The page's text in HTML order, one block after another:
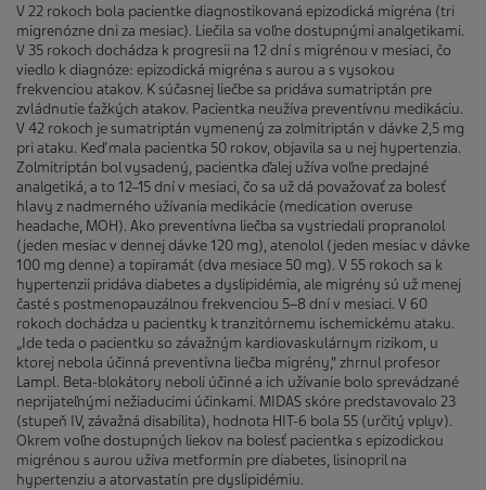
V 22 rokoch bola pacientke diagnostikovaná epizodická migréna (tri
migrenózne dni za mesiac). Liečila sa voľne dostupnými analgetikami.
V 35 rokoch dochádza k progresii na 12 dní s migrénou v mesiaci, čo
viedlo k diagnóze: epizodická migréna s aurou a s vysokou
frekvenciou atakov. K súčasnej liečbe sa pridáva sumatriptán pre
zvládnutie ťažkých atakov. Pacientka neužíva preventívnu medikáciu.
V 42 rokoch je sumatriptán vymenený za zolmitriptán v dávke 2,5 mg
pri ataku. Keď mala pacientka 50 rokov, objavila sa u nej hypertenzia.
Zolmitriptán bol vysadený, pacientka ďalej užíva voľne predajné
analgetiká, a to 12–15 dní v mesiaci, čo sa už dá považovať za bolesť
hlavy z nadmerného užívania medikácie (medication overuse
headache, MOH). Ako preventívna liečba sa vystriedali propranolol
(jeden mesiac v dennej dávke 120 mg), atenolol (jeden mesiac v dávke
100 mg denne) a topiramát (dva mesiace 50 mg). V 55 rokoch sa k
hypertenzii pridáva diabetes a dyslipidémia, ale migrény sú už menej
časté s postmenopauzálnou frekvenciou 5–8 dní v mesiaci. V 60
rokoch dochádza u pacientky k tranzitórnemu ischemickému ataku.
„Ide teda o pacientku so závažným kardiovaskulárnym rizikom, u
ktorej nebola účinná preventívna liečba migrény,“ zhrnul profesor
Lampl. Beta-blokátory neboli účinné a ich užívanie bolo sprevádzané
neprijateľnými nežiaducimi účinkami. MIDAS skóre predstavovalo 23
(stupeň IV, závažná disabilita), hodnota HIT-6 bola 55 (určitý vplyv).
Okrem voľne dostupných liekov na bolesť pacientka s epizodickou
migrénou s aurou užíva metformín pre diabetes, lisinopril na
hypertenziu a atorvastatín pre dyslipidémiu.